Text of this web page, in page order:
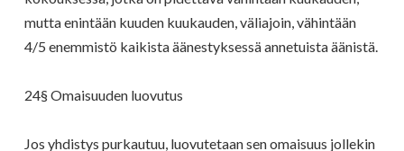
mutta enintään kuuden kuukauden, väliajoin, vähintään
4/5 enemmistö kaikista äänestyksessä annetuista äänistä.
24§ Omaisuuden luovutus
Jos yhdistys purkautuu, luovutetaan sen omaisuus jollekin